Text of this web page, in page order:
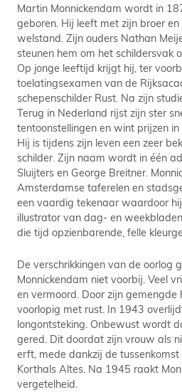
Martin Monnickendam wordt in
geboren. Hij leeft met zijn broer en
welstand. Zijn ouders Nathan
steunen hem om het schildersvak
Op jonge leeftijd krijgt hij, ter
toelatingsexamen van de
schepenschilder Rust. Na zijn
Terug in Nederland rijst zijn ster
tentoonstellingen en wint prijzen
Hij is tijdens zijn leven een zeer
schilder. Zijn naam wordt in één
Sluijters en George Breitner.
Amsterdamse taferelen en
een vaardig tekenaar waardoor
illustrator van dag- en
die tijd opzienbarende, felle
De verschrikkingen van de oorlog
Monnickendam niet voorbij. Veel
en vermoord. Door zijn
voorlopig met rust. In 1943
longontsteking. Onbewust wordt
gered. Dit doordat zijn vrouw als
erft, mede dankzij de
Korthals Altes. Na 1945 raakt
vergetelheid.